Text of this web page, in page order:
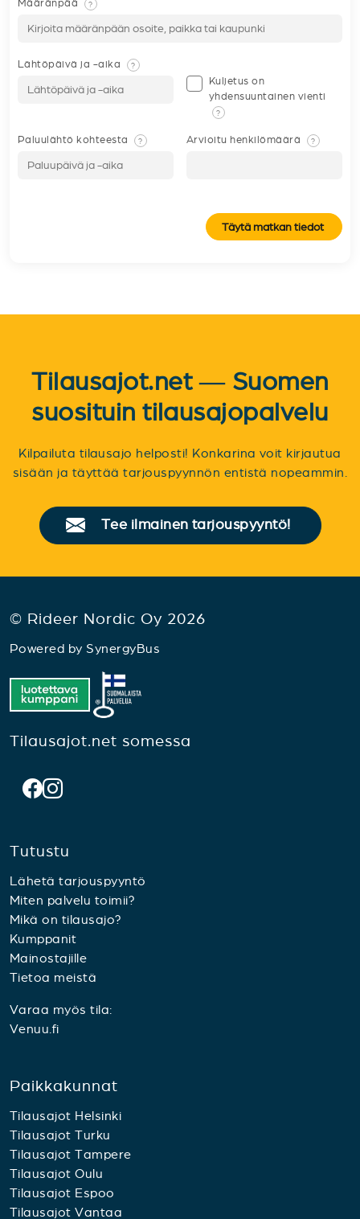
Määränpää ?
Lähtöpäivä ja -aika ?
Kuljetus on
yhdensuuntainen vienti
?
Paluulähtö kohteesta ? Arvioitu henkilömäärä ?
Täytä matkan tiedot
Tilausajot.net — Suomen
suosituin tilausajopalvelu
Kilpailuta tilausajo helposti! Konkarina voit kirjautua
sisään ja täyttää tarjouspyynnön entistä nopeammin.
Tee ilmainen tarjouspyyntö!
© Rideer Nordic Oy 2026
Powered by SynergyBus
Tilausajot.net somessa
Tutustu
Lähetä tarjouspyyntö
Miten palvelu toimii?
Mikä on tilausajo?
Kumppanit
Mainostajille
Tietoa meistä
Varaa myös tila:
Venuu.fi
Paikkakunnat
Tilausajot Helsinki
Tilausajot Turku
Tilausajot Tampere
Tilausajot Oulu
Tilausajot Espoo
Tilausajot Vantaa